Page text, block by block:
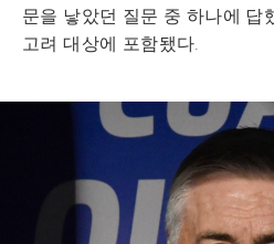
문을 낳았던 질문 중 하나에 답
고려 대상에 포함됐다.